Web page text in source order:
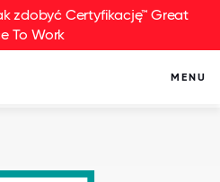
zdobyć Certyfikację™ Great
To Work
MENU